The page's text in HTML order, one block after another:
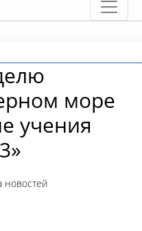
море
учения
новостей